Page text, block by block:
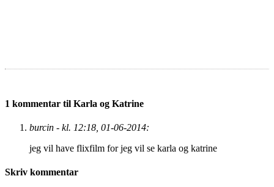
1 kommentar til Karla og Katrine
burcin - kl. 12:18, 01-06-2014:
jeg vil have flixfilm for jeg vil se karla og katrine
Skriv kommentar